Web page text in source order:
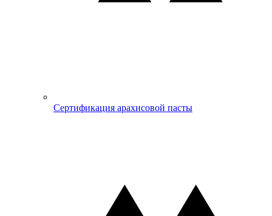
Сертификация арахисовой пасты